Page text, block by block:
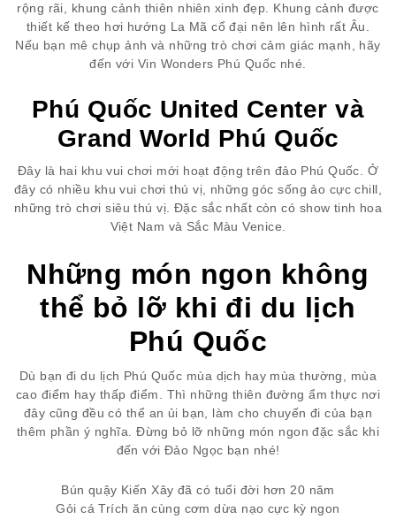
rộng rãi, khung cảnh thiên nhiên xinh đẹp. Khung cảnh được
thiết kế theo hơi hướng La Mã cổ đại nên lên hình rất Âu.
Nếu bạn mê chụp ảnh và những trò chơi cảm giác mạnh, hãy
đến với Vin Wonders Phú Quốc nhé.
Phú Quốc United Center và
Grand World Phú Quốc
Đây là hai khu vui chơi mới hoạt động trên đảo Phú Quốc. Ở
đây có nhiều khu vui chơi thú vị, những góc sống ảo cực chill,
những trò chơi siêu thú vị. Đặc sắc nhất còn có show tinh hoa
Việt Nam và Sắc Màu Venice.
Những món ngon không
thể bỏ lỡ khi đi du lịch
Phú Quốc
Dù bạn đi du lịch Phú Quốc mùa dịch hay mùa thường, mùa
cao điểm hay thấp điểm. Thì những thiên đường ẩm thực nơi
đây cũng đều có thể an ủi bạn, làm cho chuyến đi của bạn
thêm phần ý nghĩa. Đừng bỏ lỡ những món ngon đặc sắc khi
đến với Đảo Ngọc bạn nhé!
Bún quậy Kiến Xây đã có tuổi đời hơn 20 năm
Gỏi cá Trích ăn cùng cơm dừa nạo cực kỳ ngon